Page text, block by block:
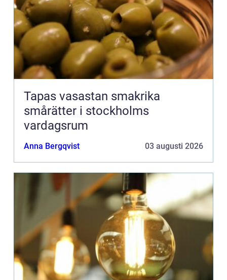
Tapas vasastan smakrika
smårätter i stockholms
vardagsrum
Anna Bergqvist 03 augusti 2026